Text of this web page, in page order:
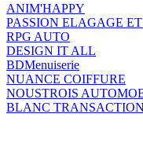
ANIM'HAPPY
PASSION ELAGAGE
RPG AUTO
DESIGN IT ALL
BDMenuiserie
NUANCE COIFFURE
NOUSTROIS
BLANC